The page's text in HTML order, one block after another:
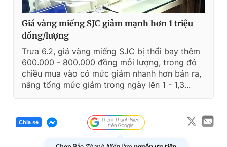
Giá vàng miếng SJC giảm mạnh hơn 1 triệu
đồng/lượng
Trưa 6.2, giá vàng miếng SJC bị thổi bay thêm
600.000 - 800.000 đồng mỗi lượng, trong đó
chiều mua vào có mức giảm nhanh hơn bán ra,
nâng tổng mức giảm trong ngày lên 1 - 1,3...
Chia sẻ